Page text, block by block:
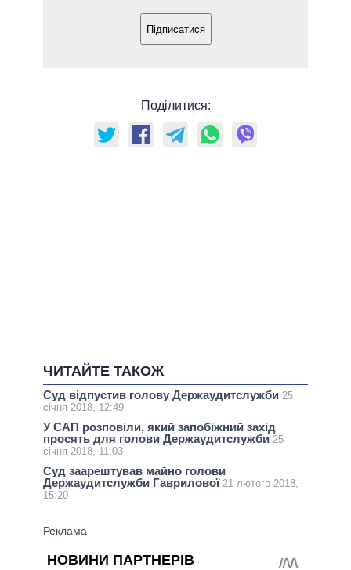
Підписатися
Поділитися:
ЧИТАЙТЕ ТАКОЖ
Суд відпустив голову Держаудитслужби 25
січня 2018, 12:49
У САП розповіли, який запобіжний захід
просять для голови Держаудитслужби 25
січня 2018, 11:03
Суд заарештував майно голови
Держаудитслужби Гаврилової 21 лютого 2018,
15:20